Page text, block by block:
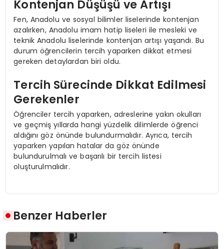
Kontenjan Düşüşü ve Artışı
Fen, Anadolu ve sosyal bilimler liselerinde kontenjan
azalırken, Anadolu imam hatip liseleri ile mesleki ve
teknik Anadolu liselerinde kontenjan artışı yaşandı. Bu
durum öğrencilerin tercih yaparken dikkat etmesi
gereken detaylardan biri oldu.
Tercih Sürecinde Dikkat Edilmesi
Gerekenler
Öğrenciler tercih yaparken, adreslerine yakın okulları
ve geçmiş yıllarda hangi yüzdelik dilimlerde öğrenci
aldığını göz önünde bulundurmalıdır. Ayrıca, tercih
yaparken yapılan hatalar da göz önünde
bulundurulmalı ve başarılı bir tercih listesi
oluşturulmalıdır.
Benzer Haberler